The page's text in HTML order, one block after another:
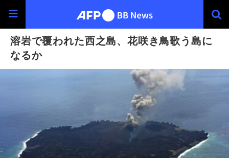
溶岩で覆われた西之島、花咲き鳥歌う島に
なるか